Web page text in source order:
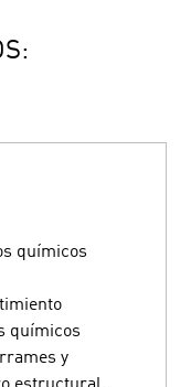
químicos
químicos
y